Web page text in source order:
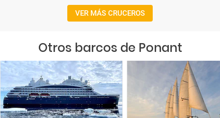
VER MÁS CRUCEROS
Otros barcos de Ponant